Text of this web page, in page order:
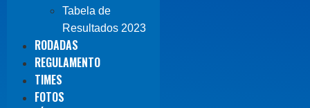
Tabela de
Resultados 2023
RODADAS
REGULAMENTO
TIMES
FOTOS